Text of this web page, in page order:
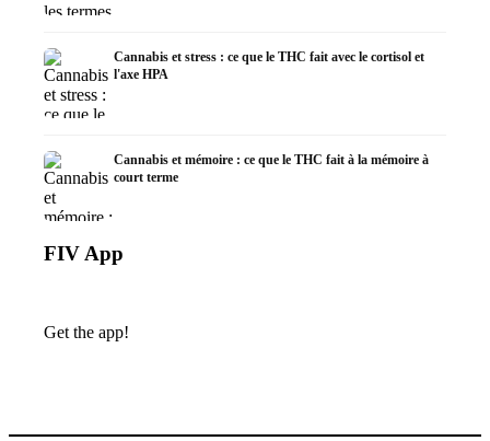
Cannabis et stress : ce que le THC fait avec le cortisol et
l'axe HPA
Cannabis et mémoire : ce que le THC fait à la mémoire à
court terme
FIV App
Get the app!